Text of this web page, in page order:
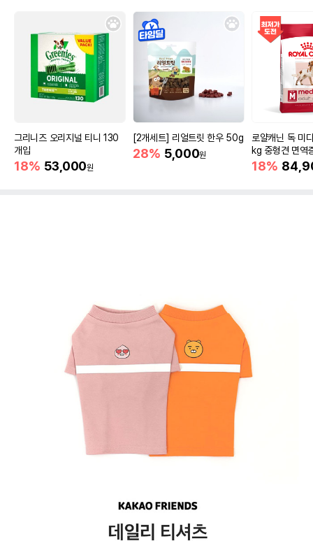
그리니즈 오리지널 티니 130
개입
18% 53,000원
[2개세트] 리얼트릿 한우 50g
28% 5,000원
로얄캐닌 독 미
kg 중형견 면역
18%